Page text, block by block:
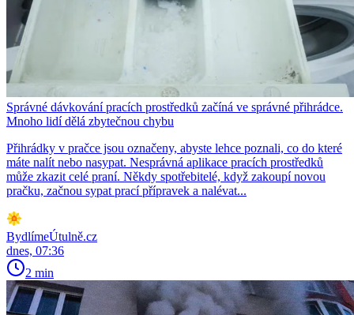
Správné dávkování pracích prostředků začíná ve správné přihrádce.
Mnoho lidí dělá zbytečnou chybu
Přihrádky v pračce jsou označeny, abyste lehce poznali, co do které
máte nalít nebo nasypat. Nesprávná aplikace pracích prostředků
může zkazit celé praní. Někdy spotřebitelé, když zakoupí novou
pračku, začnou sypat prací přípravek a nalévat...
BydlímeÚtulně.cz
dnes, 07:36
2 min